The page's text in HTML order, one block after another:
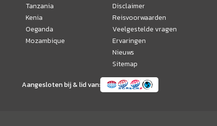
Tanzania
Kenia
Oeganda
Mozambique
Disclaimer
Reisvoorwaarden
Veelgestelde vragen
Ervaringen
Nieuws
Sitemap
Aangesloten bij & lid van: